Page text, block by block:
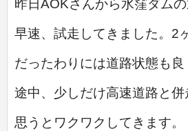
昨日AOKさんから水窪ダム
早速、試走してきました。2
だったわりには道路状態も
途中、少しだけ高速道路と
思うとワクワクしてきます。